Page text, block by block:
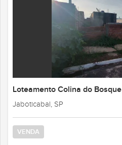
Loteamento Colina do Bosque
Jaboticabal, SP
VENDA